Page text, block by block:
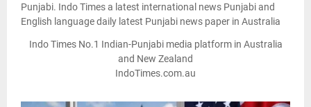
Punjabi. Indo Times a latest international news Punjabi and
English language daily latest Punjabi news paper in Australia
Indo Times No.1 Indian-Punjabi media platform in Australia
and New Zealand
IndoTimes.com.au